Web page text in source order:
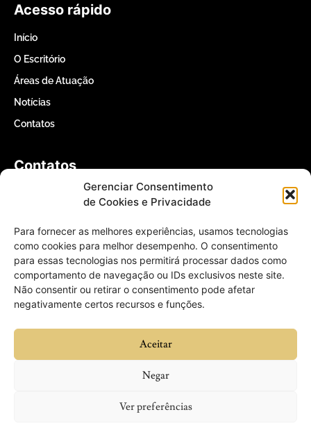
Gerenciar Consentimento
de Cookies e Privacidade
Para fornecer as melhores experiências, usamos tecnologias
como cookies para melhor desempenho. O consentimento
para essas tecnologias nos permitirá processar dados como
comportamento de navegação ou IDs exclusivos neste site.
Não consentir ou retirar o consentimento pode afetar
negativamente certos recursos e funções.
Aceitar
Negar
Ver preferências
Acesso rápido
Início
O Escritório
Áreas de Atuação
Notícias
Contatos
Contatos
(61) 3366-5000
contato@willertomaz.adv.br
QI 1 Conjunto 4 Casa 25 – Lago Sul,
Brasília – DF, 71605-040
© 2026 Willer Tomaz Advogados - Todos os direitos reservados.
Política de Privacidade